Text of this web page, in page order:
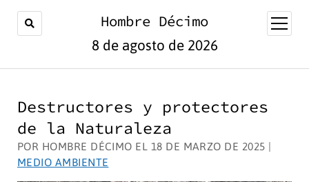
Hombre Décimo
8 de agosto de 2026
abrir
menú
Destructores y protectores
de la Naturaleza
POR HOMBRE DÉCIMO EL 18 DE MARZO DE 2025 |
MEDIO AMBIENTE